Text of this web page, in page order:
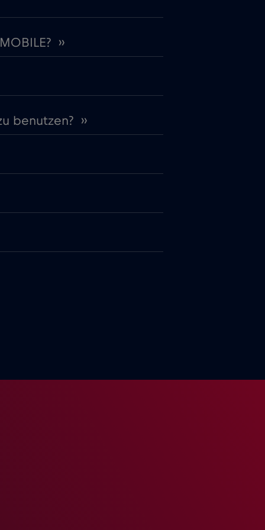
››
benutzen? ››